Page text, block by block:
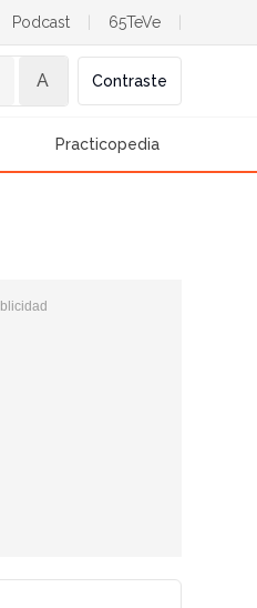
Podcast 65TeVe
A Contraste
Practicopedia